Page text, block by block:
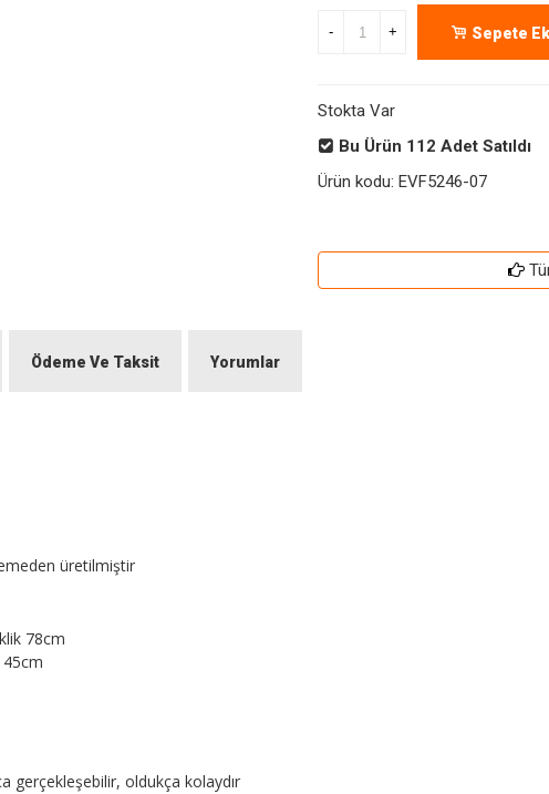
- + Sepete
Stokta Var
Bu Ürün 112 Adet Satıldı
Ürün kodu: EVF5246-07
Ödeme Ve Taksit Yorumlar
üretilmiştir
78cm
gerçekleşebilir, oldukça kolaydır